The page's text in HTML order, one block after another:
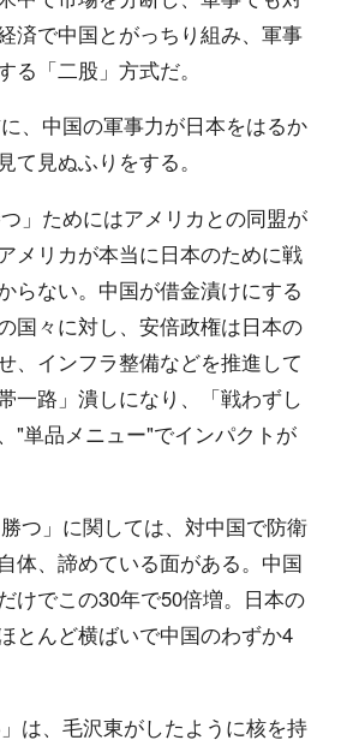
済で中国とがっちり組み、軍事
る「二股」方式だ。
、中国の軍事力が日本をはるか
て見ぬふりをする。
」ためにはアメリカとの同盟が
メリカが本当に日本のために戦
らない。中国が借金漬けにする
国々に対し、安倍政権は日本の
、インフラ整備などを推進して
一路」潰しになり、「戦わずし
"単品メニュー"でインパクトが
つ」に関しては、対中国で防衛
体、諦めている面がある。中国
けでこの30年で50倍増。日本の
とんど横ばいで中国のわずか4
は、毛沢東がしたように核を持